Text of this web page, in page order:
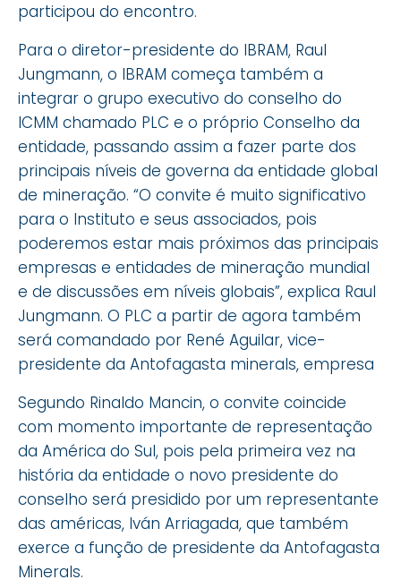
participou do encontro.
Para o diretor-presidente do IBRAM, Raul
Jungmann, o IBRAM começa também a
integrar o grupo executivo do conselho do
ICMM chamado PLC e o próprio Conselho da
entidade, passando assim a fazer parte dos
principais níveis de governa da entidade global
de mineração. “O convite é muito significativo
para o Instituto e seus associados, pois
poderemos estar mais próximos das principais
empresas e entidades de mineração mundial
e de discussões em níveis globais”, explica Raul
Jungmann. O PLC a partir de agora também
será comandado por René Aguilar, vice-
presidente da Antofagasta minerals, empresa
Segundo Rinaldo Mancin, o convite coincide
com momento importante de representação
da América do Sul, pois pela primeira vez na
história da entidade o novo presidente do
conselho será presidido por um representante
das américas, Iván Arriagada, que também
exerce a função de presidente da Antofagasta
Minerals.